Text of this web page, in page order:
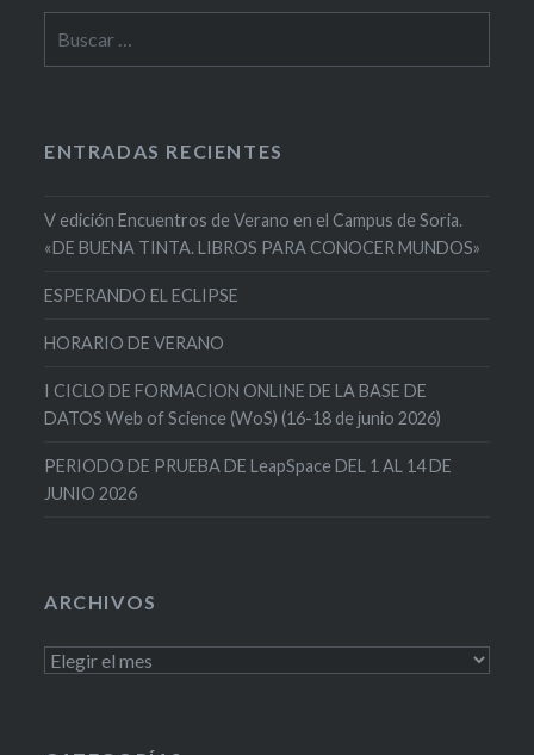
ENTRADAS RECIENTES
V edición Encuentros de Verano en el Campus de Soria.
«DE BUENA TINTA. LIBROS PARA CONOCER MUNDOS»
ESPERANDO EL ECLIPSE
HORARIO DE VERANO
I CICLO DE FORMACION ONLINE DE LA BASE DE
DATOS Web of Science (WoS) (16-18 de junio 2026)
PERIODO DE PRUEBA DE LeapSpace DEL 1 AL 14 DE
JUNIO 2026
ARCHIVOS
Archivos